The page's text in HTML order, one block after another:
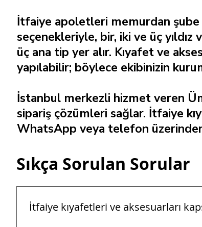
İtfaiye apoletleri memurdan şube
seçenekleriyle, bir, iki ve üç
üç ana tip yer alır. Kıyafet ve
yapılabilir; böylece ekibinizin
İstanbul merkezli hizmet veren
sipariş çözümleri sağlar. İtfaiye
WhatsApp veya telefon
Sıkça Sorulan Sorular
İtfaiye kıyafetleri ve aksesuarları